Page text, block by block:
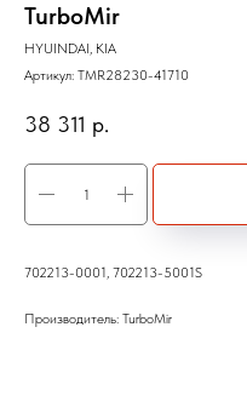
TurboMir
HYUINDAI, KIA
Артикул: TMR28230-41710
38 311 р.
702213-0001, 702213-5001S
Производитель: TurboMir